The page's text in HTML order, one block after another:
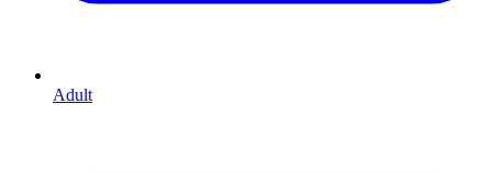
Adult